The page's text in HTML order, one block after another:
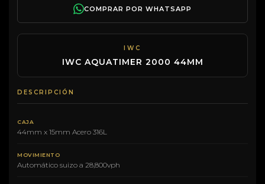
COMPRAR POR WHATSAPP
IWC
IWC AQUATIMER 2000 44MM
DESCRIPCIÓN
CAJA
44mm x 15mm Acero 316L
MOVIMIENTO
Automático suizo a 28,800vph